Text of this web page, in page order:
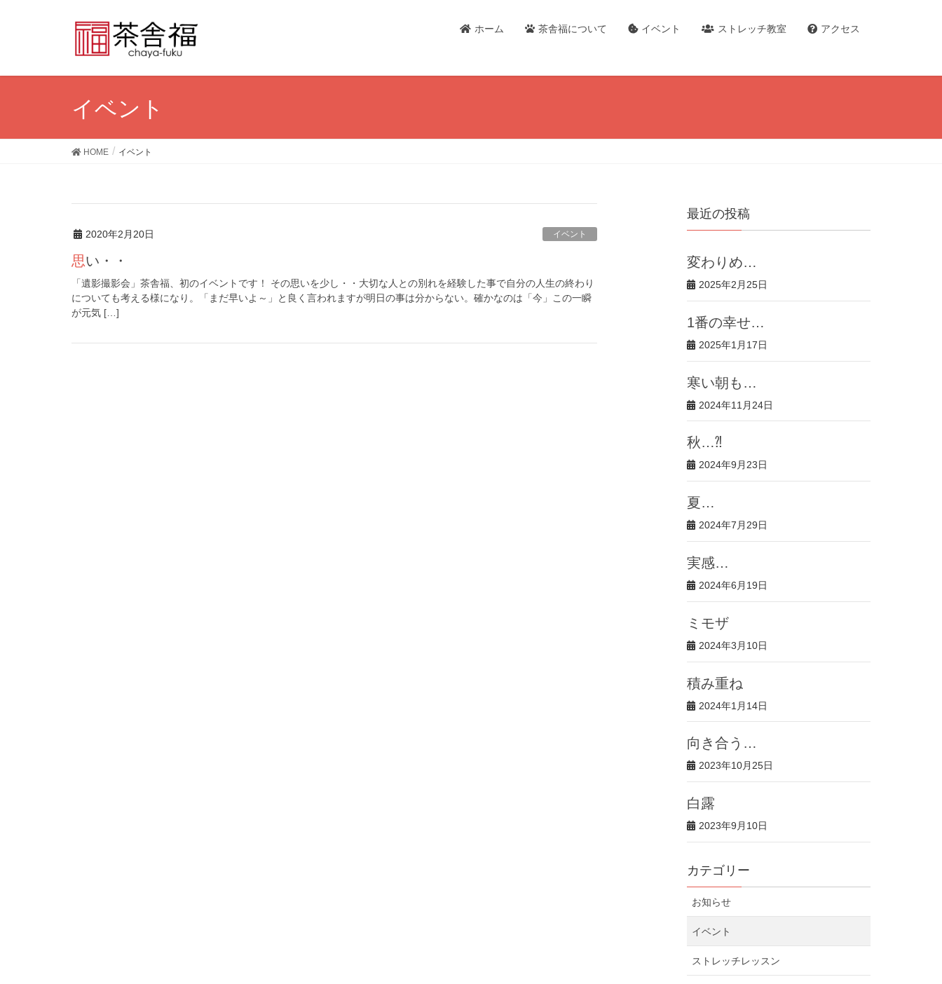
ホーム 茶舎福について イベント ストレッチ教室 アクセス
イベント
HOME イベント
2020年2月20日 イベント
思い・・
「遺影撮影会」茶舎福、初のイベントです！ その思いを少し・・大切な人との別れを経験した事で自分の人生の終わり
についても考える様になり。「まだ早いよ～」と良く言われますが明日の事は分からない。確かなのは「今」この一瞬
が元気 […]
最近の投稿
変わりめ…
2025年2月25日
1番の幸せ…
2025年1月17日
寒い朝も…
2024年11月24日
秋…⁈
2024年9月23日
夏…
2024年7月29日
実感…
2024年6月19日
ミモザ
2024年3月10日
積み重ね
2024年1月14日
向き合う…
2023年10月25日
白露
2023年9月10日
カテゴリー
お知らせ
イベント
ストレッチレッスン